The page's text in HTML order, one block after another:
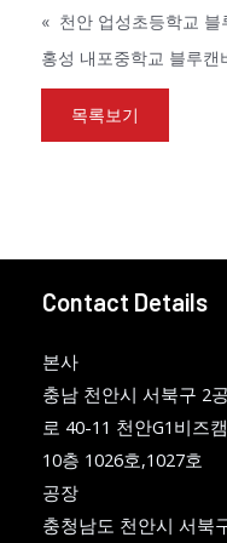
« 천안 업성초등학교 블
홍성 내포중학교 블루캔
목록보기
Contact Details
본사
충남 천안시 서북구 2
로 40-11 천안G1비즈
10층 1026호,1027호
공장
충청남도 천안시 서북